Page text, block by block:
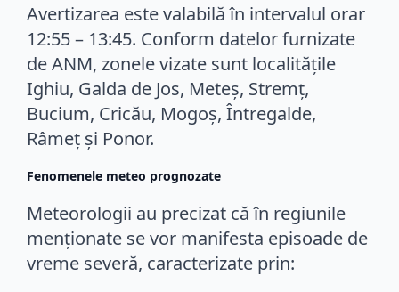
Avertizarea este valabilă în intervalul orar
12:55 – 13:45. Conform datelor furnizate
de ANM, zonele vizate sunt localitățile
Ighiu, Galda de Jos, Meteș, Stremț,
Bucium, Cricău, Mogoș, Întregalde,
Râmeț și Ponor.
Fenomenele meteo prognozate
Meteorologii au precizat că în regiunile
menționate se vor manifesta episoade de
vreme severă, caracterizate prin: